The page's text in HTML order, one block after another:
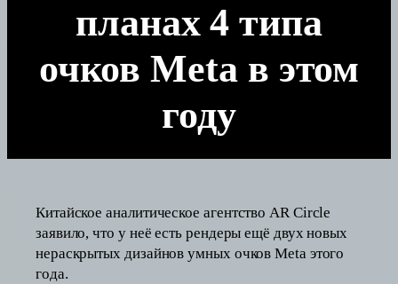
планах 4 типа
очков Meta в этом
году
Китайское аналитическое агентство AR Circle
заявило, что у неё есть рендеры ещё двух новых
нераскрытых дизайнов умных очков Meta этого
года.